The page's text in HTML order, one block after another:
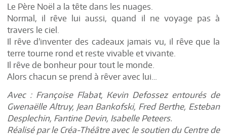
Le Père Noël a la tête dans les nuages.
Normal, il rêve lui aussi, quand il ne voyage pas à
travers le ciel.
Il rêve d’inventer des cadeaux jamais vu, il rêve que la
terre tourne rond et reste vivable et vivante.
Il rêve de bonheur pour tout le monde.
Alors chacun se prend à rêver avec lui…
Avec : Françoise Flabat, Kevin Defossez entourés de
Gwenaëlle Altruy, Jean Bankofski, Fred Berthe, Esteban
Desplechin, Fantine Devin, Isabelle Peteers.
Réalisé par le Créa-Théâtre avec le soutien du Centre de